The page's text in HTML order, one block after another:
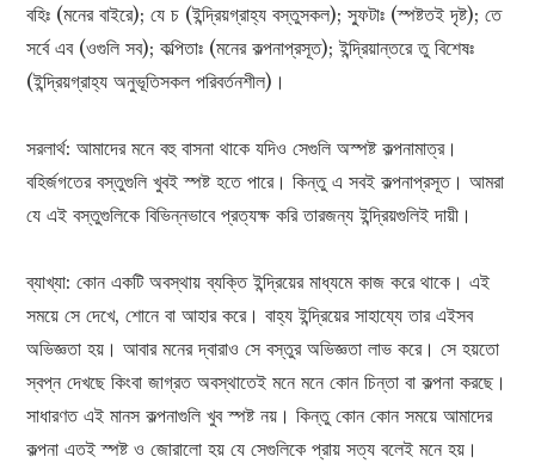
বহিঃ (মনের বাইরে); যে চ (ইন্দ্রিয়গ্রাহ্য বস্তুসকল); স্ফুটাঃ (স্পষ্টতই দৃষ্ট); তে
সর্বে এব (ওগুলি সব); কল্পিতাঃ (মনের কল্পনাপ্রসূত); ইন্দ্রিয়ান্তরে তু বিশেষঃ
(ইন্দ্রিয়গ্রাহ্য অনুভূতিসকল পরিবর্তনশীল)।
সরলার্থ: আমাদের মনে বহু বাসনা থাকে যদিও সেগুলি অস্পষ্ট কল্পনামাত্র।
বহির্জগতের বস্তুগুলি খুবই স্পষ্ট হতে পারে। কিন্তু এ সবই কল্পনাপ্রসূত। আমরা
যে এই বস্তুগুলিকে বিভিন্নভাবে প্রত্যক্ষ করি তারজন্য ইন্দ্রিয়গুলিই দায়ী।
ব্যাখ্যা: কোন একটি অবস্থায় ব্যক্তি ইন্দ্রিয়ের মাধ্যমে কাজ করে থাকে। এই
সময়ে সে দেখে, শোনে বা আহার করে। বাহ্য ইন্দ্রিয়ের সাহায্যে তার এইসব
অভিজ্ঞতা হয়। আবার মনের দ্বারাও সে বস্তুর অভিজ্ঞতা লাভ করে। সে হয়তো
স্বপ্ন দেখছে কিংবা জাগ্রত অবস্থাতেই মনে মনে কোন চিন্তা বা কল্পনা করছে।
সাধারণত এই মানস কল্পনাগুলি খুব স্পষ্ট নয়। কিন্তু কোন কোন সময়ে আমাদের
কল্পনা এতই স্পষ্ট ও জোরালো হয় যে সেগুলিকে প্রায় সত্য বলেই মনে হয়।